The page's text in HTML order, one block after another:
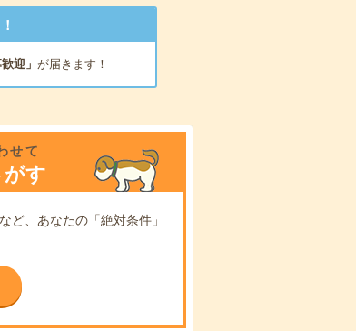
迎」 が届きます！
せて
す
など、あなたの「絶対条件」